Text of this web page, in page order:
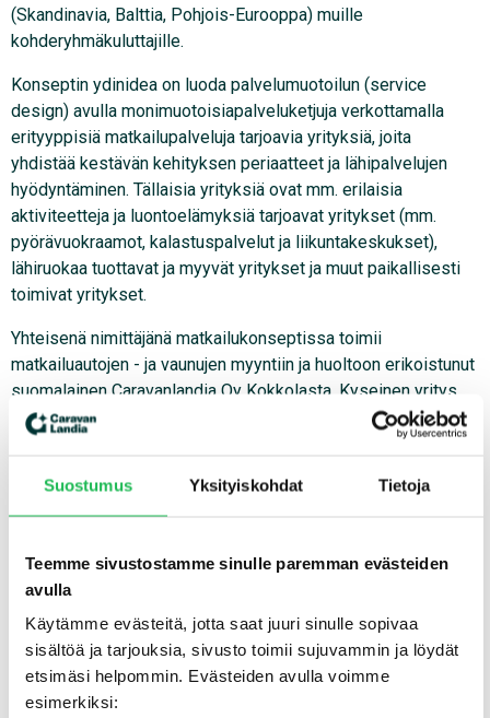
Suostumus Yksityiskohdat Tietoja
Teemme sivustostamme sinulle paremman evästeiden
avulla
Käytämme evästeitä, jotta saat juuri sinulle sopivaa
sisältöä ja tarjouksia, sivusto toimii sujuvammin ja löydät
etsimäsi helpommin. Evästeiden avulla voimme
esimerkiksi:
(Skandinavia, Balttia, Pohjois-Eurooppa) muille
kohderyhmäkuluttajille.
Konseptin ydinidea on luoda palvelumuotoilun (service
design) avulla monimuotoisiapalveluketjuja verkottamalla
erityyppisiä matkailupalveluja tarjoavia yrityksiä, joita
yhdistää kestävän kehityksen periaatteet ja lähipalvelujen
hyödyntäminen. Tällaisia yrityksiä ovat mm. erilaisia
aktiviteetteja ja luontoelämyksiä tarjoavat yritykset (mm.
pyörävuokraamot, kalastuspalvelut ja liikuntakeskukset),
lähiruokaa tuottavat ja myyvät yritykset ja muut paikallisesti
toimivat yritykset.
Yhteisenä nimittäjänä matkailukonseptissa toimii
matkailuautojen - ja vaunujen myyntiin ja huoltoon erikoistunut
suomalainen Caravanlandia Oy Kokkolasta. Kyseinen yritys
toimii konseptin toteuttajana ja ohjaajana. Caravanlandian
tuotteet ja palvelut mahdollistavat konseptin ydinlogistiikan,
joko ostetulla tai vuokratulla ajoneuvolla. Siirtymisten tueksi
on tarkoitus luoda digitaalinen ratkaisu, jonka avulla matkailija
verkoston palvelutarjoajiin.